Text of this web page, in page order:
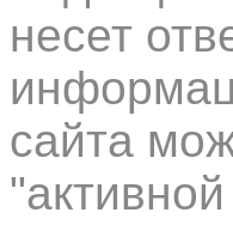
несет
сайта